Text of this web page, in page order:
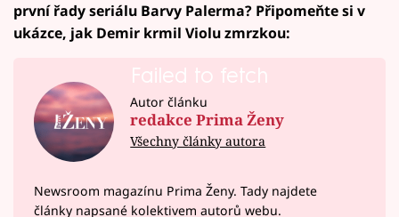
první řady seriálu Barvy Palerma? Připomeňte si v
ukázce, jak Demir krmil Violu zmrzkou:
Failed to fetch
Autor článku
redakce Prima Ženy
Všechny články autora
Newsroom magazínu Prima Ženy. Tady najdete
články napsané kolektivem autorů webu.